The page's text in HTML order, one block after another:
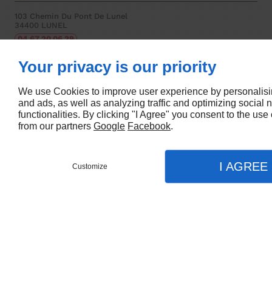
103 Chemin Du Pont De Lunel
34400
LUNEL
04 67 20 06 29
Heures d'ouverture
Suivez-nous
Your privacy is our priority
We use Cookies to improve user experience by
and ads, as well as analyzing traffic and optimizing social
functionalities. By clicking "I Agree" you consent to the use
from our partners Google Facebook.
Customize I AGREE